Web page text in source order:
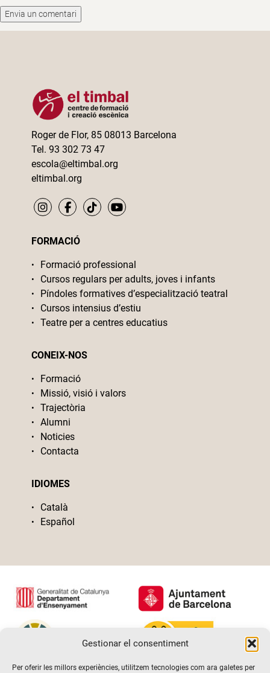
Gestionar el consentiment
Per oferir les millors experiències, utilitzem tecnologies com ara galetes per
Roger de Flor, 85 08013 Barcelona
Tel. 93 302 73 47
escola@eltimbal.org
eltimbal.org
FORMACIÓ
Formació professional
Cursos regulars per adults, joves i infants
Píndoles formatives d’especialització teatral
Cursos intensius d’estiu
Teatre per a centres educatius
CONEIX-NOS
Formació
Missió, visió i valors
Trajectòria
Alumni
Noticies
Contacta
IDIOMES
Català
Español